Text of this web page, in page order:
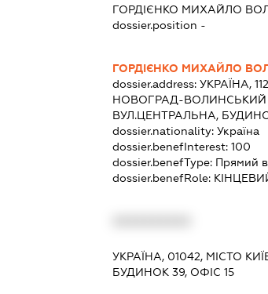
ГОРДІЄНКО МИХАЙЛО
dossier.position -
ГОРДІЄНКО МИХАЙЛО
dossier.address:УКРАЇНА,
НОВОГРАД-ВОЛИНСЬКИЙ
ВУЛ.ЦЕНТРАЛЬНА,
dossier.nationality:Україна
dossier.benefInterest:100
dossier.benefType: Прямий
dossier.benefRole:
УКРАЇНА, 01042, МІСТО
БУДИНОК 39, ОФІС 15